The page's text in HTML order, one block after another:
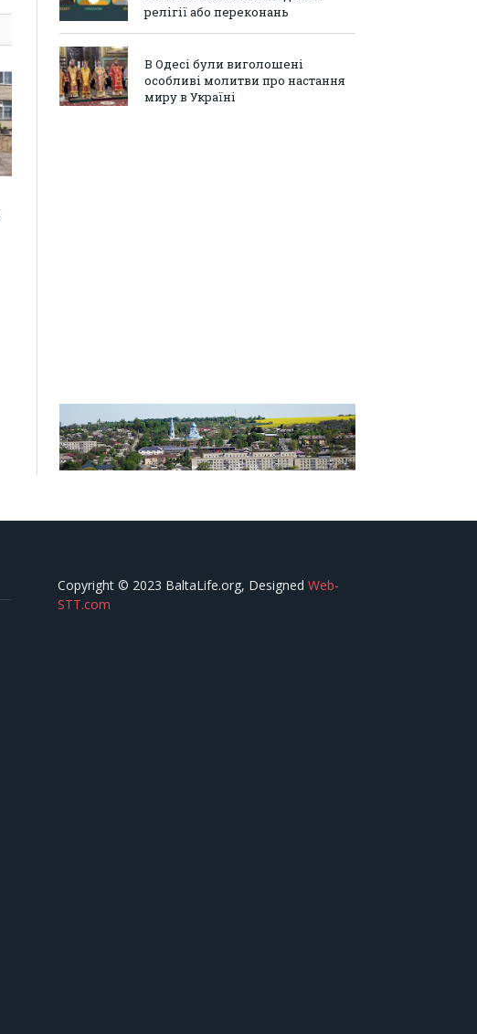
релігії або переконань
В Одесі були виголошені
особливі молитви про настання
миру в Україні
Copyright © 2023 BaltaLife.org, Designed Web-
STT.com